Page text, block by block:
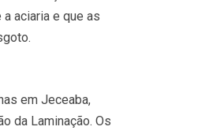
aciaria e que as
em Jeceaba,
da Laminação. Os